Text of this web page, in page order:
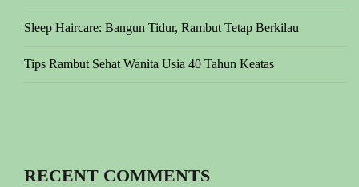
Sleep Haircare: Bangun Tidur, Rambut Tetap Berkilau
Tips Rambut Sehat Wanita Usia 40 Tahun Keatas
RECENT COMMENTS